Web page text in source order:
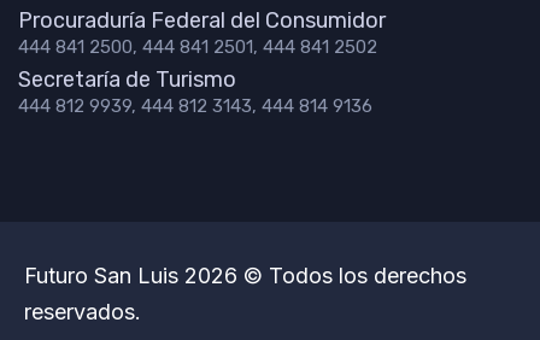
Procuraduría Federal del Consumidor
444 841 2500, 444 841 2501, 444 841 2502
Secretaría de Turismo
444 812 9939, 444 812 3143, 444 814 9136
Futuro San Luis 2026 © Todos los derechos
reservados.